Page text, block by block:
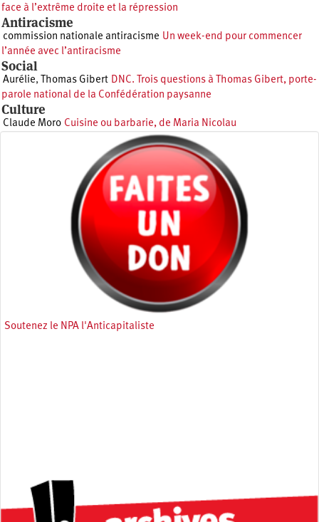
face à l’extrême droite et la répression
Antiracisme
commission nationale antiracisme Un week-end pour commencer
l’année avec l’antiracisme
Social
Aurélie, Thomas Gibert DNC. Trois questions à Thomas Gibert, porte-
parole national de la Confédération paysanne
Culture
Claude Moro Cuisine ou barbarie, de Maria Nicolau
Soutenez le NPA l'Anticapitaliste